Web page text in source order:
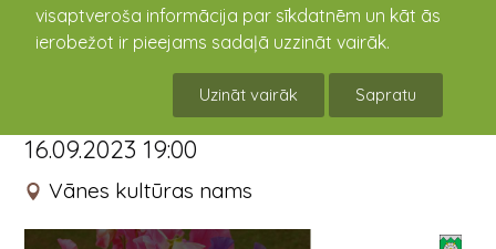
visaptveroša informācija par sīkdatnēm un kāt ās
ierobežot ir pieejams sadaļā uzzināt vairāk.
Uzināt vairāk Sapratu
Muzikāla dzejas programma
"Cik labi, ar tevi var
16.09.2023 19:00
Vānes kultūras nams